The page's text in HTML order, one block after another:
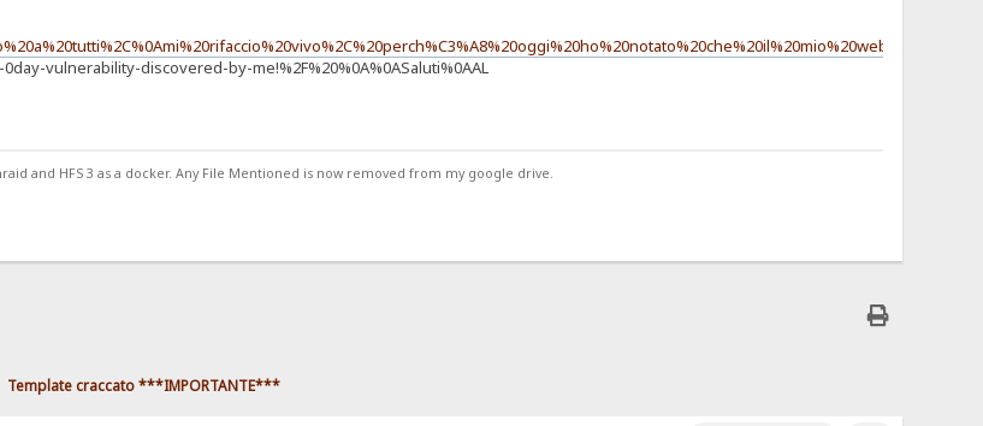
vulnerability-discovered-by-me!%2F%20%0A%0ASaluti%0AAL
and HFS 3 as a docker. Any File Mentioned is now removed from my google drive.
Template craccato ***IMPORTANTE***